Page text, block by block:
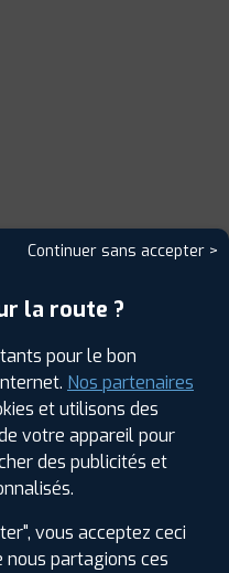
Mapbox ©OpenStreetMap
Continuer sans accepter >
la route ?
pour le bon
Nos partenaires
et utilisons des
votre appareil pour
des publicités et
vous acceptez ceci
nous partagions ces